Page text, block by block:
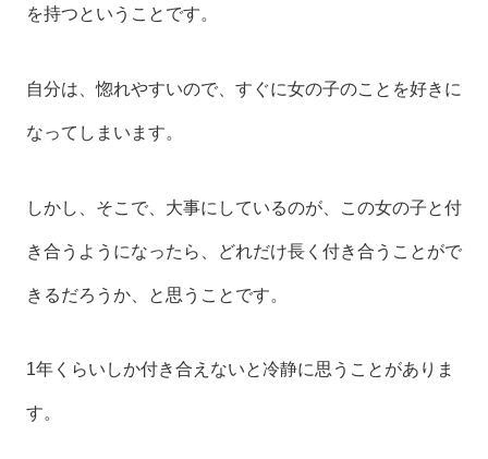
を持つということです。
自分は、惚れやすいので、すぐに女の子のことを好きに
なってしまいます。
しかし、そこで、大事にしているのが、この女の子と付
き合うようになったら、どれだけ長く付き合うことがで
きるだろうか、と思うことです。
1年くらいしか付き合えないと冷静に思うことがありま
す。